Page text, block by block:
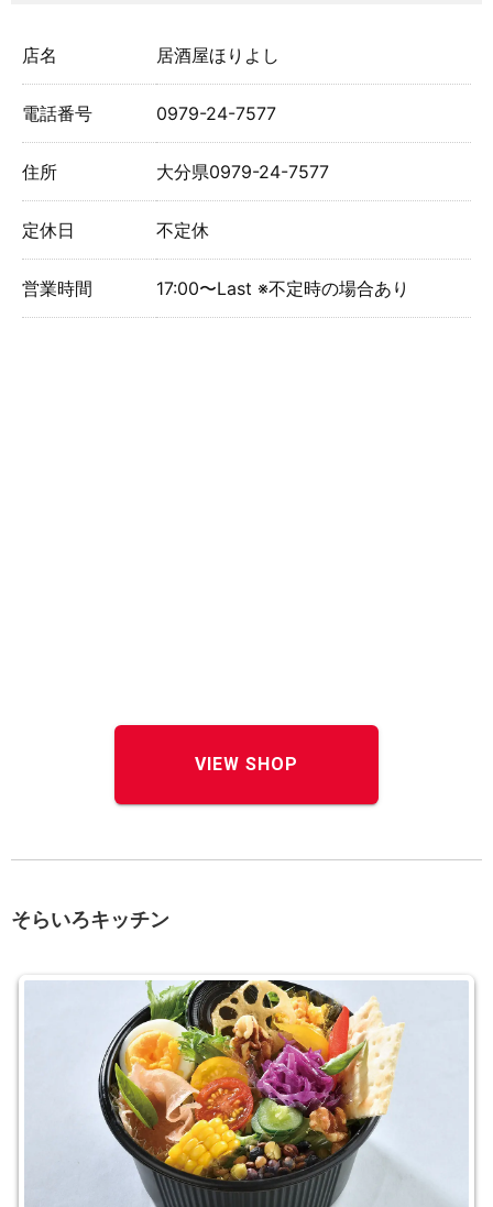
店名 居酒屋ほりよし
電話番号 0979-24-7577
住所 大分県0979-24-7577
定休日 不定休
営業時間 17:00〜Last ※不定時の場合あり
VIEW SHOP
そらいろキッチン